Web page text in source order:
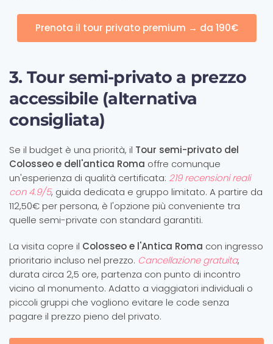
Prenota il tour privato premium → da 190€
3. Tour semi-privato a prezzo
accessibile (alternativa
consigliata)
Se il budget è una priorità, il Tour semi-privato del
Colosseo e dell'antica Roma offre comunque
un'esperienza di qualità certificata: 219 recensioni reali
con 4.9/5, guida dedicata e gruppo limitato. A partire da
112,50€ per persona, è l'opzione più conveniente tra
quelle semi-private con standard garantiti.
La visita copre il Colosseo e l'Antica Roma con ingresso
prioritario incluso nel prezzo. Cancellazione gratuita,
durata circa 2,5 ore, partenza con punto di incontro
vicino al monumento. Adatto a viaggiatori individuali o
piccoli gruppi che vogliono evitare le code senza
pagare il prezzo pieno del privato.